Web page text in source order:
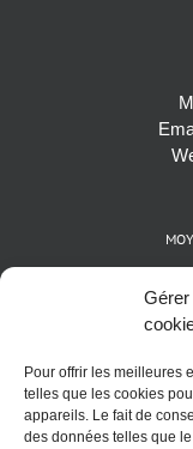
Gérer
Pour offrir les meilleures
telles que les cookies
appareils. Le fait de
des données telles que
Cartes